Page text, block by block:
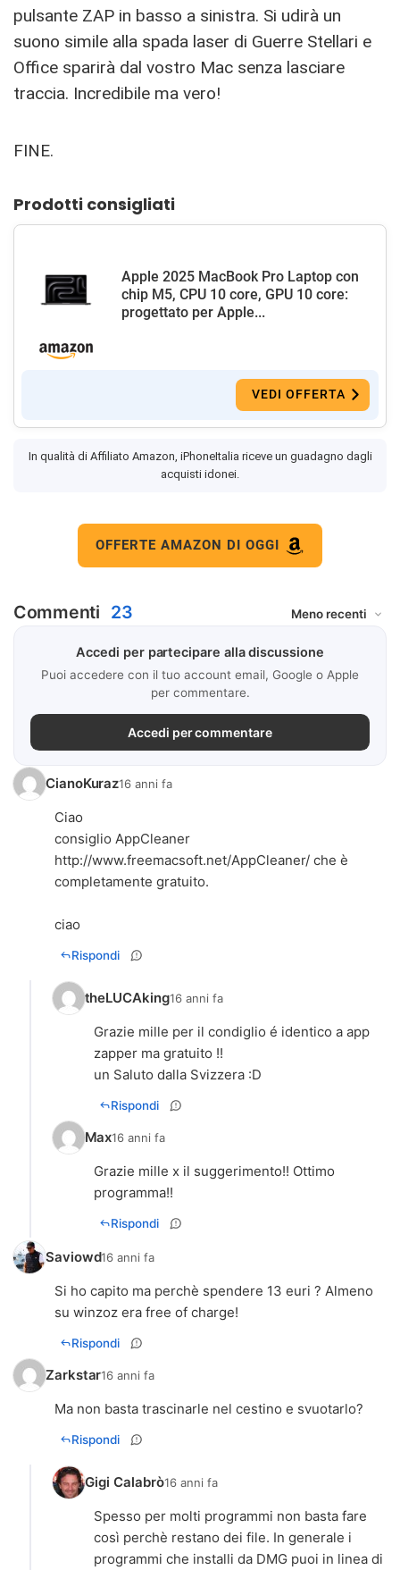
pulsante ZAP in basso a sinistra. Si udirà un
suono simile alla spada laser di Guerre Stellari e
Office sparirà dal vostro Mac senza lasciare
traccia. Incredibile ma vero!
FINE.
Prodotti consigliati
Apple 2025 MacBook Pro Laptop con
chip M5, CPU 10 core, GPU 10 core:
progettato per Apple...
VEDI OFFERTA
In qualità di Affiliato Amazon, iPhoneItalia riceve un guadagno dagli
acquisti idonei.
OFFERTE AMAZON DI OGGI
Commenti 23
Accedi per partecipare alla discussione
Puoi accedere con il tuo account email, Google o Apple
per commentare.
Accedi per commentare
CianoKuraz16 anni fa
Ciao
consiglio AppCleaner
http://www.freemacsoft.net/AppCleaner/ che è
completamente gratuito.
ciao
Rispondi
theLUCAking16 anni fa
Grazie mille per il condiglio é identico a app
zapper ma gratuito !!
un Saluto dalla Svizzera :D
Rispondi
Max16 anni fa
Grazie mille x il suggerimento!! Ottimo
programma!!
Rispondi
Saviowd16 anni fa
Si ho capito ma perchè spendere 13 euri ? Almeno
su winzoz era free of charge!
Rispondi
Zarkstar16 anni fa
Ma non basta trascinarle nel cestino e svuotarlo?
Rispondi
Gigi Calabrò16 anni fa
Spesso per molti programmi non basta fare
così perchè restano dei file. In generale i
programmi che installi da DMG puoi in linea di